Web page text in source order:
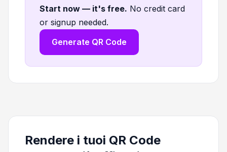
Start now — it's free. No credit card
or signup needed.
Generate QR Code
Rendere i tuoi QR Code